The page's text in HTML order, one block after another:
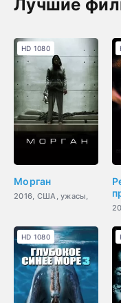
Лучшие
Морган
2016, США, ужасы,
HD 1080
HD 1080